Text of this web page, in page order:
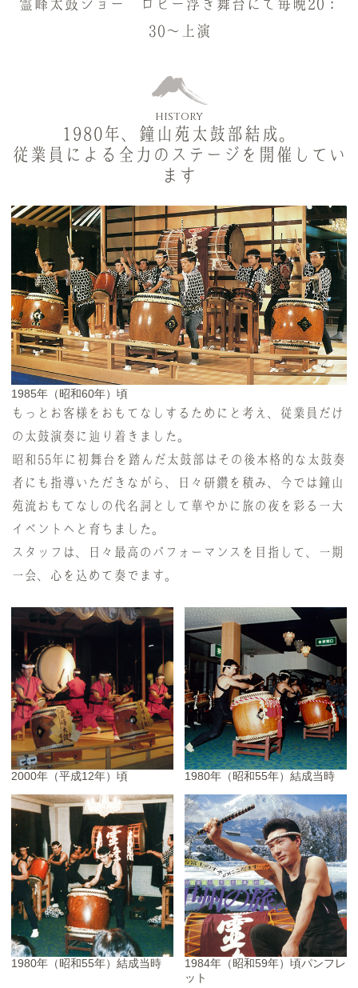
霊峰太鼓ショー ロビー浮き舞台にて毎晩20：
30～上演
HISTORY
1980年、鐘山苑太鼓部結成。
従業員による全力のステージを開催してい
ます
もっとお客様をおもてなしするためにと考え、従業員だけ
の太鼓演奏に辿り着きました。
昭和55年に初舞台を踏んだ太鼓部はその後本格的な太鼓奏
者にも指導いただきながら、日々研鑽を積み、今では鐘山
苑流おもてなしの代名詞として華やかに旅の夜を彩る一大
イベントへと育ちました。
スタッフは、日々最高のパフォーマンスを目指して、一期
一会、心を込めて奏でます。
1985年（昭和60年）頃
2000年（平成12年）頃 1980年（昭和55年）結成当時
1980年（昭和55年）結成当時
1984年（昭和59年）頃パンフレ
ット